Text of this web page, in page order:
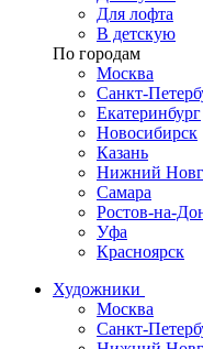
Для лофта
В детскую
По городам
Москва
Санкт-
Екатеринбург
Новосибирск
Казань
Нижний
Самара
Ростов-на-
Уфа
Красноярск
Художники
Москва
Санкт-